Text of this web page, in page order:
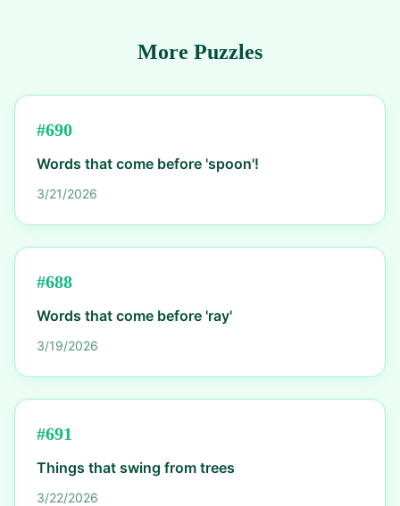
More Puzzles
#690
Words that come before 'spoon'!
3/21/2026
#688
Words that come before 'ray'
3/19/2026
#691
Things that swing from trees
3/22/2026